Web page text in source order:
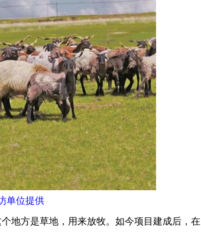
单位提供
方是草地，用来放牧。如今项目建成后，在